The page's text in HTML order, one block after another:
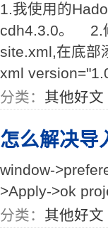
1.我使用的
cdh4.3.0。 2.
site.xml,在底部
xml
分类： 其他好文
怎么解决导
window-
>Apply->ok
分类： 其他好文